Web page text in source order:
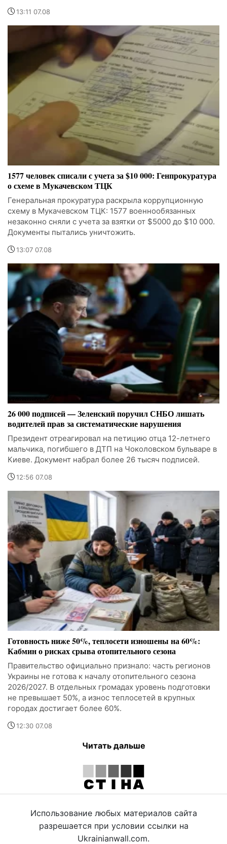
13:11 07.08
1577 человек списали с учета за $10 000: Генпрокуратура
о схеме в Мукачевском ТЦК
Генеральная прокуратура раскрыла коррупционную
схему в Мукачевском ТЦК: 1577 военнообязанных
незаконно сняли с учета за взятки от $5000 до $10 000.
Документы пытались уничтожить.
13:07 07.08
26 000 подписей — Зеленский поручил СНБО лишать
водителей прав за систематические нарушения
Президент отреагировал на петицию отца 12-летнего
мальчика, погибшего в ДТП на Чоколовском бульваре в
Киеве. Документ набрал более 26 тысяч подписей.
12:56 07.08
Готовность ниже 50%, теплосети изношены на 60%:
Кабмин о рисках срыва отопительного сезона
Правительство официально признало: часть регионов
Украины не готова к началу отопительного сезона
2026/2027. В отдельных громадах уровень подготовки
не превышает 50%, а износ теплосетей в крупных
городах достигает более 60%.
12:30 07.08
Читать дальше
Использование любых материалов сайта
разрешается при условии ссылки на
Ukrainianwall.com.